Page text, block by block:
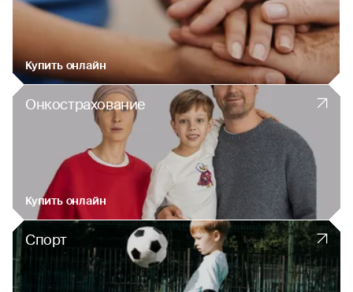
Купить онлайн
Онкострахование
Купить онлайн
Спорт